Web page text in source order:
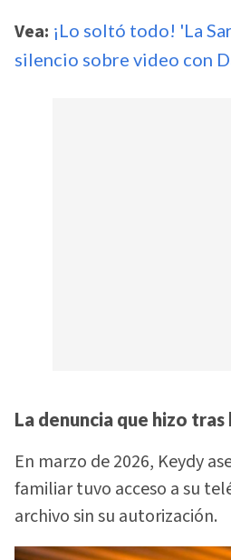
Vea: ¡Lo soltó todo! 'La
silencio sobre video con
La denuncia que hizo
En marzo de 2026, Keydy
familiar tuvo acceso a su
archivo sin su autorización.